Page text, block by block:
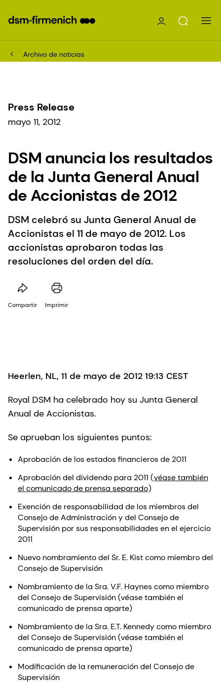
Archivo de noticias
Press Release
mayo 11, 2012
DSM anuncia los resultados
de la Junta General Anual
de Accionistas de 2012
DSM celebró su Junta General Anual de
Accionistas el 11 de mayo de 2012. Los
accionistas aprobaron todas las
resoluciones del orden del día.
Compartir Imprimir
Heerlen, NL, 11 de mayo de 2012 19:13 CEST
Royal DSM ha celebrado hoy su Junta General
Anual de Accionistas.
Se aprueban los siguientes puntos:
Aprobación de los estados financieros de 2011
Aprobación del dividendo para 2011 (véase también
el comunicado de prensa separado)
Exención de responsabilidad de los miembros del
Consejo de Administración y del Consejo de
Supervisión por sus responsabilidades en el ejercicio
2011
Nuevo nombramiento del Sr. E. Kist como miembro del
Consejo de Supervisión
Nombramiento de la Sra. V.F. Haynes como miembro
del Consejo de Supervisión (véase también el
comunicado de prensa aparte)
Nombramiento de la Sra. E.T. Kennedy como miembro
del Consejo de Supervisión (véase también el
comunicado de prensa aparte)
Modificación de la remuneración del Consejo de
Supervisión